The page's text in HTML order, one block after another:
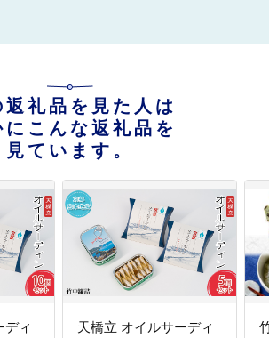
返礼品を見た人は
にこんな返礼品を
見ています。
ディ
天橋立 オイルサーディ